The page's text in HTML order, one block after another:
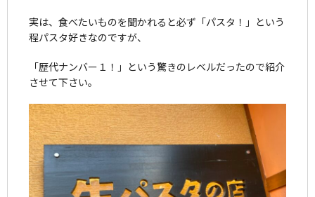
実は、食べたいものを聞かれると必ず「パスタ！」という
程パスタ好きなのですが、
「歴代ナンバー１！」という驚きのレベルだったので紹介
させて下さい。